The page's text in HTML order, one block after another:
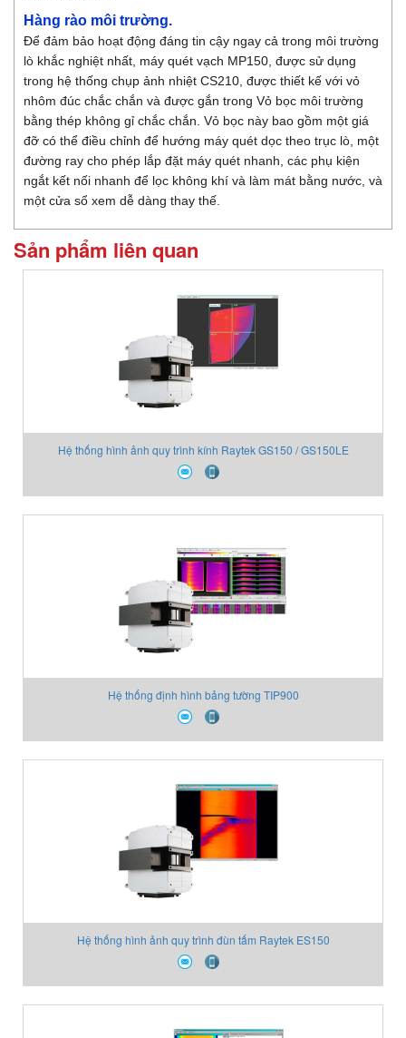
Hàng rào môi trường.
Để đảm bảo hoạt động đáng tin cậy ngay cả trong môi trường
lò khắc nghiệt nhất, máy quét vạch MP150, được sử dụng
trong hệ thống chụp ảnh nhiệt CS210, được thiết kế với vỏ
nhôm đúc chắc chắn và được gắn trong Vỏ bọc môi trường
bằng thép không gỉ chắc chắn. Vỏ bọc này bao gồm một giá
đỡ có thể điều chỉnh để hướng máy quét dọc theo trục lò, một
đường ray cho phép lắp đặt máy quét nhanh, các phụ kiện
ngắt kết nối nhanh để lọc không khí và làm mát bằng nước, và
một cửa sổ xem dễ dàng thay thế.
Sản phẩm liên quan
Hệ thống hình ảnh quy trình kính Raytek GS150 / GS150LE
Hệ thống định hình bảng tường TIP900
Hệ thống hình ảnh quy trình đùn tấm Raytek ES150